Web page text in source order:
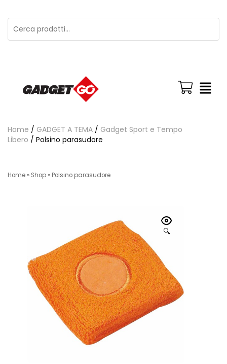
Home / GADGET A TEMA / Gadget Sport e Tempo
Libero / Polsino parasudore
Home » Shop » Polsino parasudore
🔍